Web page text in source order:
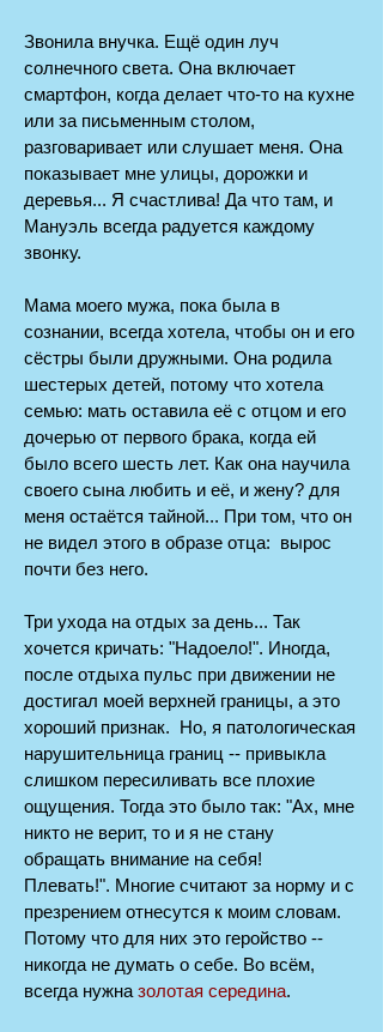
Звонила внучка. Ещё один луч
солнечного света. Она включает
смартфон, когда делает что-то на кухне
или за письменным столом,
разговаривает или слушает меня. Она
показывает мне улицы, дорожки и
деревья... Я счастлива! Да что там, и
Мануэль всегда радуется каждому
звонку.
Мама моего мужа, пока была в
сознании, всегда хотела, чтобы он и его
сёстры были дружными. Она родила
шестерых детей, потому что хотела
семью: мать оставила её с отцом и его
дочерью от первого брака, когда ей
было всего шесть лет. Как она научила
своего сына любить и её, и жену? для
меня остаётся тайной... При том, что он
не видел этого в образе отца: вырос
почти без него.
Три ухода на отдых за день... Так
хочется кричать: "Надоело!". Иногда,
после отдыха пульс при движении не
достигал моей верхней границы, а это
хороший признак. Но, я патологическая
нарушительница границ -- привыкла
слишком пересиливать все плохие
ощущения. Тогда это было так: "Ах, мне
никто не верит, то и я не стану
обращать внимание на себя!
Плевать!". Многие считают за норму и с
презрением отнесутся к моим словам.
Потому что для них это геройство --
никогда не думать о себе. Во всём,
всегда нужна золотая середина.